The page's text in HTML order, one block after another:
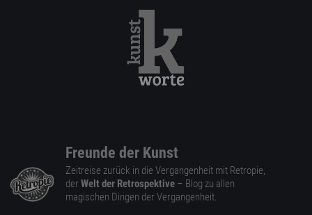
Freunde der Kunst
Zeitreise zurück in die Vergangenheit mit Retropie,
der Welt der Retrospektive – Blog zu allen
magischen Dingen der Vergangenheit.